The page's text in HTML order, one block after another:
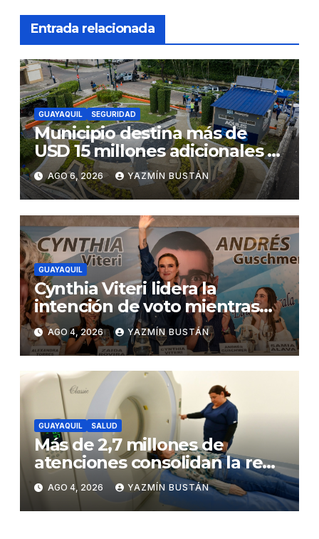
Entrada relacionada
GUAYAQUIL SEGURIDAD
Municipio destina más de
USD 15 millones adicionales a
SEGURA EP para fortalecer la
seguridad ciudadana
AGO 6, 2026 YAZMÍN BUSTÁN
GUAYAQUIL
Cynthia Viteri lidera la
intención de voto mientras
Andrés Guschmer muestra
un destacado crecimiento,
según AtlasIntel
AGO 4, 2026 YAZMÍN BUSTÁN
GUAYAQUIL SALUD
Más de 2,7 millones de
atenciones consolidan la red
municipal de salud
AGO 4, 2026 YAZMÍN BUSTÁN